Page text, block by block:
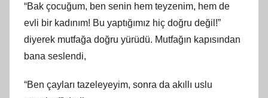
“Bak çocuğum, ben senin hem teyzenim, hem de
evli bir kadınım! Bu yaptığımız hiç doğru değil!”
diyerek mutfağa doğru yürüdü. Mutfağın kapısından
bana seslendi,
“Ben çayları tazeleyeyim, sonra da akıllı uslu